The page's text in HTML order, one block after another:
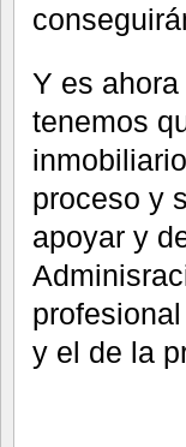
Y es
tenemos
proceso y
apoyar y
y el de la